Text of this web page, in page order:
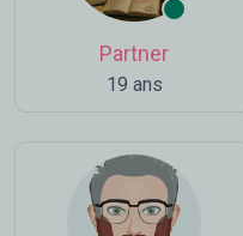
Partner
19 ans